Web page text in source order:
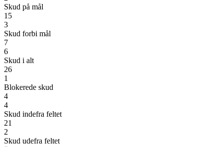
Skud på mål
15
3
Skud forbi mål
7
6
Skud i alt
26
1
Blokerede skud
4
4
Skud indefra feltet
21
2
Skud udefra feltet